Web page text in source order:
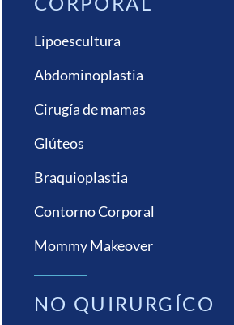
Lipoescultura
Abdominoplastia
Cirugía de mamas
Glúteos
Braquioplastia
Contorno Corporal
Mommy Makeover
NO QUIRURGÍCO